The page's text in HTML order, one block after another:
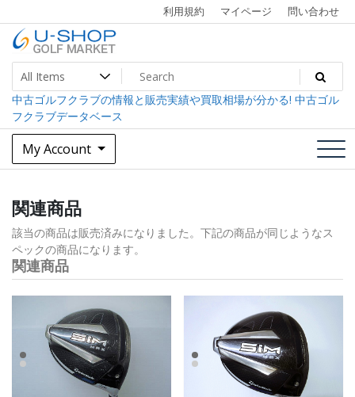
to
content
利用規約 マイページ 問い合わせ
U-SHOP Golf Market dev
中古ゴルフクラブ最大級！U-SHOPゴルフマーケット
中古ゴルフクラブの情報と販売実績や買取相場が分かる! 中古ゴル
フクラブデータベース
My Account
関連商品
該当の商品は販売済みになりました。下記の商品が同じようなス
ペックの商品になります。
関連商品